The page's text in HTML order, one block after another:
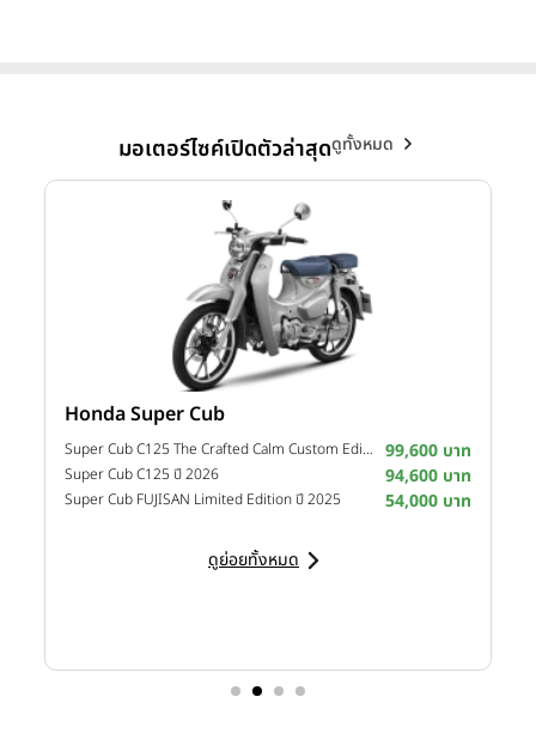
มอเตอร์ไซค์เปิดตัวล่าสุดดูทั้งหมด
Honda Super Cub
Super Cub C125 The Crafted Calm Custom Edition ปี 2026 99,600 บาท
Super Cub C125 ปี 2026 94,600 บาท
Super Cub FUJISAN Limited Edition ปี 2025 54,000 บาท
ดูย่อยทั้งหมด